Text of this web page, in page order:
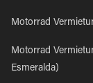
Motorrad
Motorrad
Esmeralda)